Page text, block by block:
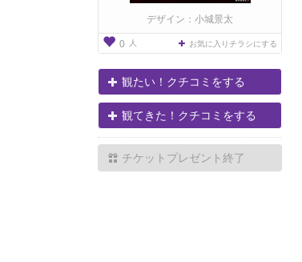
デザイン：小城景太
0 人 お気に入りチラシにする
観たい！クチコミをする
観てきた！クチコミをする
チケットプレゼント終了